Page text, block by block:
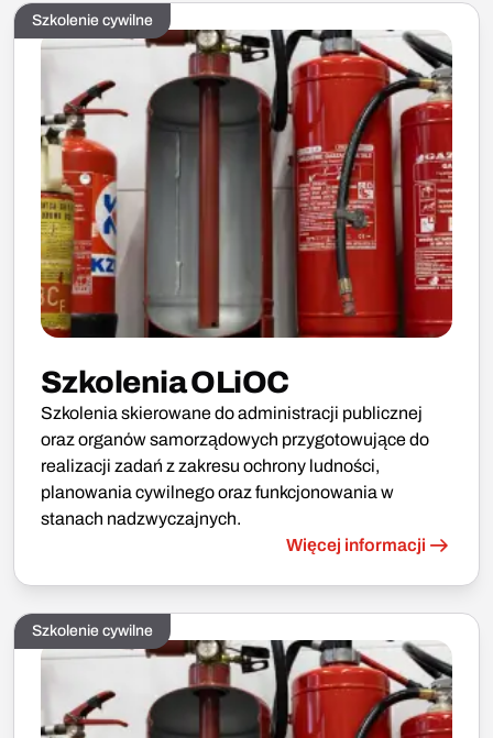
Szkolenie cywilne
Szkolenia OLiOC
Szkolenia skierowane do administracji publicznej
oraz organów samorządowych przygotowujące do
realizacji zadań z zakresu ochrony ludności,
planowania cywilnego oraz funkcjonowania w
stanach nadzwyczajnych.
Więcej informacji
Szkolenie cywilne